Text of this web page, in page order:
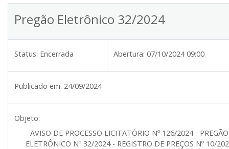
Pregão Eletrônico 32/2024
Status: Encerrada Abertura: 07/10/2024 09:00
Publicado em: 24/09/2024
Objeto:
AVISO DE PROCESSO LICITATÓRIO Nº 126/2024 - PREGÃO
ELETRÔNICO Nº 32/2024 - REGISTRO DE PREÇOS Nº 10/